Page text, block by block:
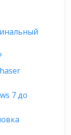
7 до